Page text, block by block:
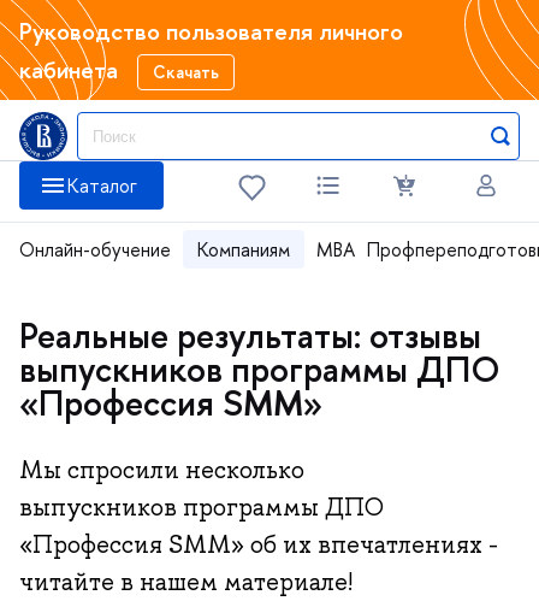
Руководство пользователя личного
кабинета
Скачать
Каталог
Онлайн-обучение Компаниям MBA
Реальные результаты: отзывы
выпускников программы ДПО
«Профессия SMM»
Мы спросили несколько
выпускников программы ДПО
«Профессия SMM» об их впечатлениях -
читайте в нашем материале!